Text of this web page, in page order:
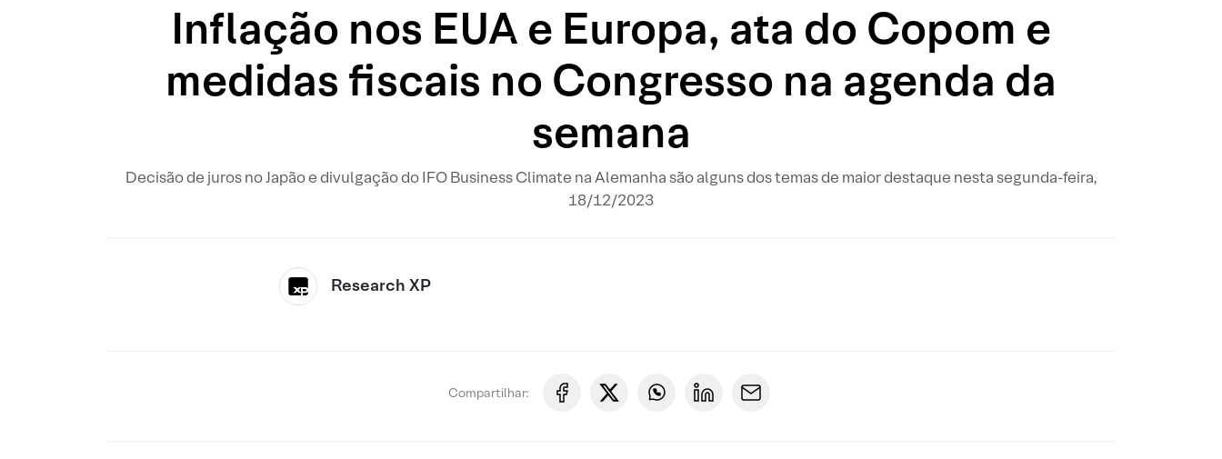
Inflação nos EUA e Europa, ata do Copom e
medidas fiscais no Congresso na agenda da
semana
Decisão de juros no Japão e divulgação do IFO Business Climate na Alemanha são alguns dos temas de maior destaque nesta segunda-feira,
18/12/2023
Research XP
Compartilhar: